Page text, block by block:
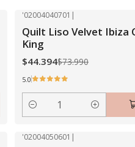
'02004040701 |
Quilt Liso Velvet Ibiza
King
$44.394$73.990
5.0
Cantidad
'02004050601 |